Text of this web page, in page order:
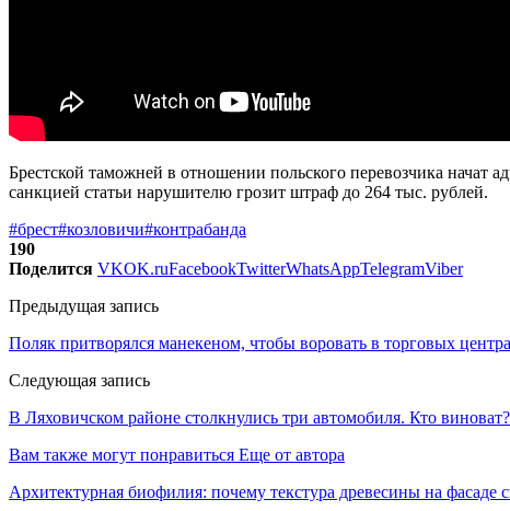
Брестской таможней в отношении польского перевозчика начат
санкцией статьи нарушителю грозит штраф до 264 тыс. рублей.
#брест#козловичи#контрабанда
190
Поделится VKOK.ruFacebookTwitterWhatsAppTelegramViber
Предыдущая запись
Поляк притворялся манекеном, чтобы воровать в торговых
Следующая запись
В Ляховичском районе столкнулись три автомобиля. Кто виноват?
Вам также могут понравиться Еще от автора
Архитектурная биофилия: почему текстура древесины на фасаде